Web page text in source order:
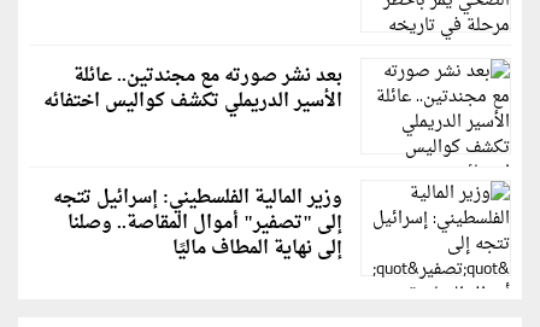
بعد نشر صورته مع مجندتين.. عائلة
الأسير الدريملي تكشف كواليس اختفائه
وزير المالية الفلسطيني: إسرائيل تتجه
إلى "تصفير" أموال المقاصة.. وصلنا
إلى نهاية المطاف ماليًا